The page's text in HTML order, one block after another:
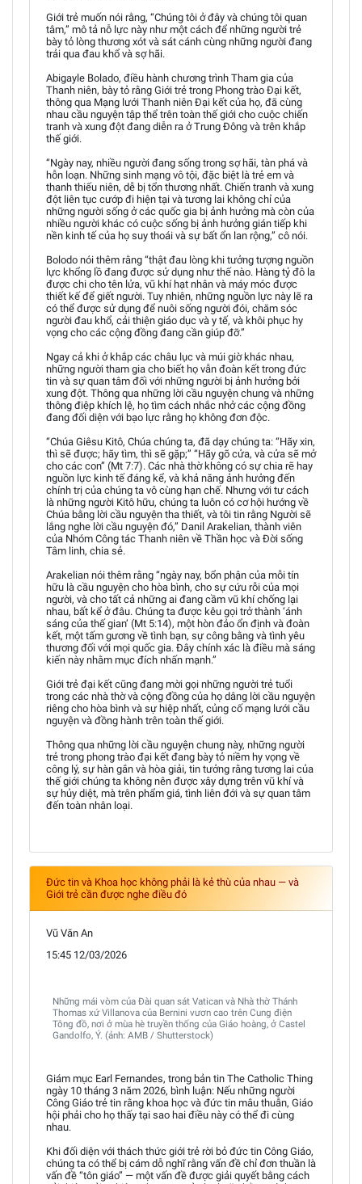
Giới trẻ muốn nói rằng, “Chúng tôi ở đây và chúng tôi quan
tâm,” mô tả nỗ lực này như một cách để những người trẻ
bày tỏ lòng thương xót và sát cánh cùng những người đang
trải qua đau khổ và sợ hãi.
Abigayle Bolado, điều hành chương trình Tham gia của
Thanh niên, bày tỏ rằng Giới trẻ trong Phong trào Đại kết,
thông qua Mạng lưới Thanh niên Đại kết của họ, đã cùng
nhau cầu nguyện tập thể trên toàn thế giới cho cuộc chiến
tranh và xung đột đang diễn ra ở Trung Đông và trên khắp
thế giới.
“Ngày nay, nhiều người đang sống trong sợ hãi, tàn phá và
hỗn loạn. Những sinh mạng vô tội, đặc biệt là trẻ em và
thanh thiếu niên, dễ bị tổn thương nhất. Chiến tranh và xung
đột liên tục cướp đi hiện tại và tương lai không chỉ của
những người sống ở các quốc gia bị ảnh hưởng mà còn của
nhiều người khác có cuộc sống bị ảnh hưởng gián tiếp khi
nền kinh tế của họ suy thoái và sự bất ổn lan rộng,” cô nói.
Bolodo nói thêm rằng “thật đau lòng khi tưởng tượng nguồn
lực khổng lồ đang được sử dụng như thế nào. Hàng tỷ đô la
được chi cho tên lửa, vũ khí hạt nhân và máy móc được
thiết kế để giết người. Tuy nhiên, những nguồn lực này lẽ ra
có thể được sử dụng để nuôi sống người đói, chăm sóc
người đau khổ, cải thiện giáo dục và y tế, và khôi phục hy
vọng cho các cộng đồng đang cần giúp đỡ.”
Ngay cả khi ở khắp các châu lục và múi giờ khác nhau,
những người tham gia cho biết họ vẫn đoàn kết trong đức
tin và sự quan tâm đối với những người bị ảnh hưởng bởi
xung đột. Thông qua những lời cầu nguyện chung và những
thông điệp khích lệ, họ tìm cách nhắc nhở các cộng đồng
đang đối diện với bạo lực rằng họ không đơn độc.
“Chúa Giêsu Kitô, Chúa chúng ta, đã dạy chúng ta: “Hãy xin,
thì sẽ được; hãy tìm, thì sẽ gặp;” “Hãy gõ cửa, và cửa sẽ mở
cho các con” (Mt 7:7). Các nhà thờ không có sự chia rẽ hay
nguồn lực kinh tế đáng kể, và khả năng ảnh hưởng đến
chính trị của chúng ta vô cùng hạn chế. Nhưng với tư cách
là những người Kitô hữu, chúng ta luôn có cơ hội hướng về
Chúa bằng lời cầu nguyện tha thiết, và tôi tin rằng Người sẽ
lắng nghe lời cầu nguyện đó,” Danil Arakelian, thành viên
của Nhóm Công tác Thanh niên về Thần học và Đời sống
Tâm linh, chia sẻ.
Arakelian nói thêm rằng “ngày nay, bổn phận của mỗi tín
hữu là cầu nguyện cho hòa bình, cho sự cứu rỗi của mọi
người, và cho tất cả những ai đang cầm vũ khí chống lại
nhau, bất kể ở đâu. Chúng ta được kêu gọi trở thành ‘ánh
sáng của thế gian’ (Mt 5:14), một hòn đảo ổn định và đoàn
kết, một tấm gương về tình bạn, sự công bằng và tình yêu
thương đối với mọi quốc gia. Đây chính xác là điều mà sáng
kiến này nhằm mục đích nhấn mạnh.”
Giới trẻ đại kết cũng đang mời gọi những người trẻ tuổi
trong các nhà thờ và cộng đồng của họ dâng lời cầu nguyện
riêng cho hòa bình và sự hiệp nhất, củng cố mạng lưới cầu
nguyện và đồng hành trên toàn thế giới.
Thông qua những lời cầu nguyện chung này, những người
trẻ trong phong trào đại kết đang bày tỏ niềm hy vọng về
công lý, sự hàn gắn và hòa giải, tin tưởng rằng tương lai của
thế giới chúng ta không nên được xây dựng trên vũ khí và
sự hủy diệt, mà trên phẩm giá, tình liên đới và sự quan tâm
đến toàn nhân loại.
Đức tin và Khoa học không phải là kẻ thù của nhau — và
Giới trẻ cần được nghe điều đó
Vũ Văn An
15:45 12/03/2026
Những mái vòm của Đài quan sát Vatican và Nhà thờ Thánh
Thomas xứ Villanova của Bernini vươn cao trên Cung điện
Tông đồ, nơi ở mùa hè truyền thống của Giáo hoàng, ở Castel
Gandolfo, Ý. (ảnh: AMB / Shutterstock)
Giám mục Earl Fernandes, trong bản tin The Catholic Thing
ngày 10 tháng 3 năm 2026, bình luận: Nếu những người
Công Giáo trẻ tin rằng khoa học và đức tin mâu thuẫn, Giáo
hội phải cho họ thấy tại sao hai điều này có thể đi cùng
nhau.
Khi đối diện với thách thức giới trẻ rời bỏ đức tin Công Giáo,
chúng ta có thể bị cám dỗ nghĩ rằng vấn đề chỉ đơn thuần là
vấn đề “tôn giáo” — một vấn đề được giải quyết bằng cách